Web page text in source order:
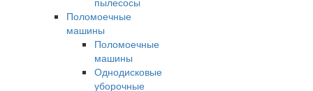
Поломоечные
машины
Поломоечные
машины
Однодисковые
уборочные